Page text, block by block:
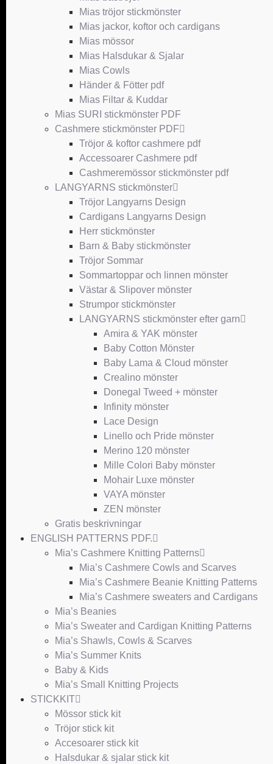
Mias tröjor stickmönster
Mias jackor, koftor och cardigans
Mias mössor
Mias Halsdukar & Sjalar
Mias Cowls
Händer & Fötter pdf
Mias Filtar & Kuddar
Mias SURI stickmönster PDF
Cashmere stickmönster PDF
Tröjor & koftor cashmere pdf
Accessoarer Cashmere pdf
Cashmeremössor stickmönster pdf
LANGYARNS stickmönster
Tröjor Langyarns Design
Cardigans Langyarns Design
Herr stickmönster
Barn & Baby stickmönster
Tröjor Sommar
Sommartoppar och linnen mönster
Västar & Slipover mönster
Strumpor stickmönster
LANGYARNS stickmönster efter garn
Amira & YAK mönster
Baby Cotton Mönster
Baby Lama & Cloud mönster
Crealino mönster
Donegal Tweed + mönster
Infinity mönster
Lace Design
Linello och Pride mönster
Merino 120 mönster
Mille Colori Baby mönster
Mohair Luxe mönster
VAYA mönster
ZEN mönster
Gratis beskrivningar
ENGLISH PATTERNS PDF.
Mia’s Cashmere Knitting Patterns
Mia’s Cashmere Cowls and Scarves
Mia’s Cashmere Beanie Knitting Patterns
Mia’s Cashmere sweaters and Cardigans
Mia’s Beanies
Mia’s Sweater and Cardigan Knitting Patterns
Mia’s Shawls, Cowls & Scarves
Mia’s Summer Knits
Baby & Kids
Mia’s Small Knitting Projects
STICKKIT
Mössor stick kit
Tröjor stick kit
Accesoarer stick kit
Halsdukar & sjalar stick kit